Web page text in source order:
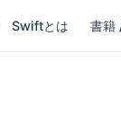
Swiftとは 書籍